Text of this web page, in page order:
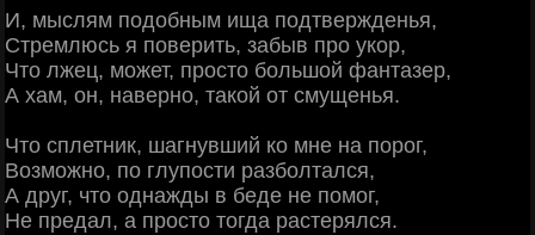
И, мыслям подобным ища подтвержденья,
Стремлюсь я поверить, забыв про укор,
Что лжец, может, просто большой фантазер,
А хам, он, наверно, такой от смущенья.
Что сплетник, шагнувший ко мне на порог,
Возможно, по глупости разболтался,
А друг, что однажды в беде не помог,
Не предал, а просто тогда растерялся.